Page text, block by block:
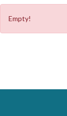
Empty!